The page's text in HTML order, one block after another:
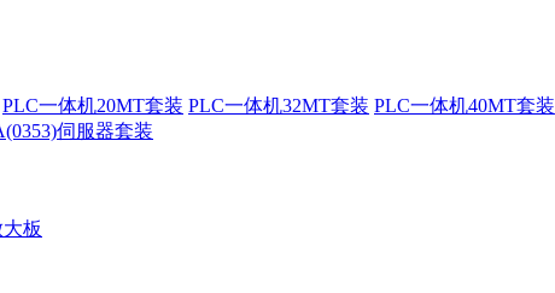
PLC一体机20MT套装 PLC一体机32MT套装 PLC一体机40MT套装
伺服器套装
板